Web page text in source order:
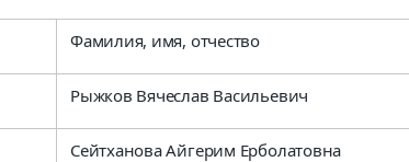
Фамилия, имя, отчество
Рыжков Вячеслав Васильевич
Сейтханова Айгерим Ерболатовна